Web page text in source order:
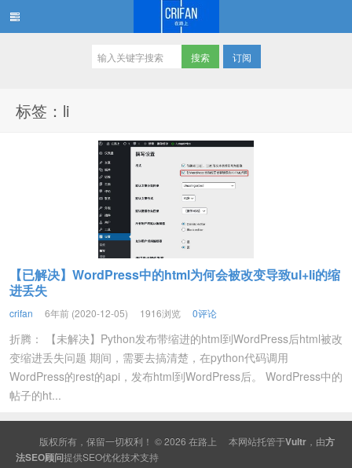
订阅
标签：li
【已解决】WordPress中的html为何会被改变导致ul+li的缩
进丢失
crifan 6年前 (2020-12-05) 1916浏览 0评论
折腾： 【未解决】Python发布带缩进的html到WordPress后html被改
变缩进丢失问题 期间，需要去搞清楚，在python代码调用
WordPress的rest的api，发布html到WordPress后。 WordPress中的
帖子的ht...
版权所有，保留一切权利！ © 2026 在路上 本网站托管于Vultr ，由方
法SEO顾问提供SEO优化技术支持